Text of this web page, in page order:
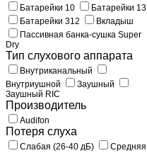
Батарейки 10
Батарейки 13
Батарейки 312
Вкладыш
Пассивная банка-сушка Super
Dry
Тип слухового аппарата
Внутриканальный
Внутриушной
Заушный
Заушный RIC
Производитель
Audifon
Потеря слуха
Слабая (26-40 дБ)
Средняя